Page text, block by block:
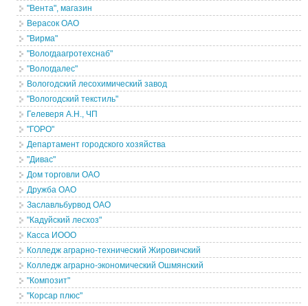
"Вента", магазин
Верасок ОАО
"Вирма"
"Вологдаагротехснаб"
"Вологдалес"
Вологодский лесохимический завод
"Вологодский текстиль"
Гелеверя А.Н., ЧП
"ГОРО"
Департамент городского хозяйства
"Дивас"
Дом торговли ОАО
Дружба ОАО
Заславльбурвод ОАО
"Кадуйский лесхоз"
Касса ИООО
Колледж аграрно-технический Жировичский
Колледж аграрно-экономический Ошмянский
"Композит"
"Корсар плюс"